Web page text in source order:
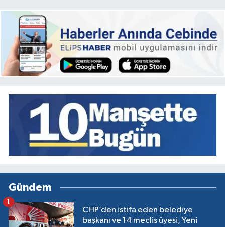
Gündem
CHP’den istifa eden belediye
başkanı ve 14 meclis üyesi, Yeni
1